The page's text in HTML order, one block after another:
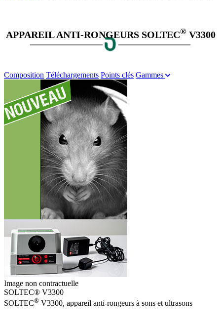
APPAREIL ANTI-RONGEURS SOLTEC®V3300
Composition Téléchargements Points clés Gammes
Image non contractuelle
SOLTEC® V3300
SOLTEC® V3300, appareil anti-rongeurs à sons et ultrasons